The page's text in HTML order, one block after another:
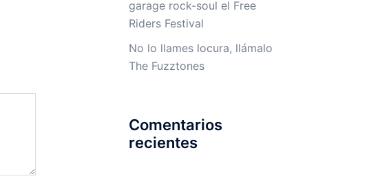
garage rock-soul el Free
Riders Festival
No lo llames locura, llámalo
The Fuzztones
Comentarios
recientes